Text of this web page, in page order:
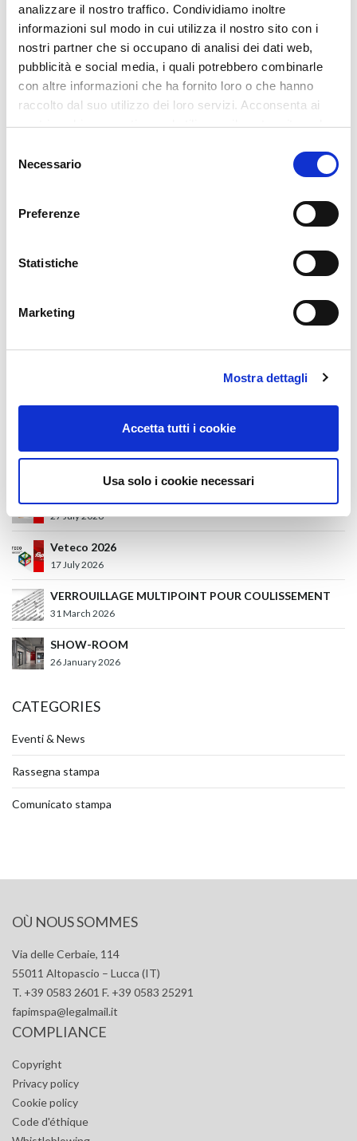
analizzare il nostro traffico. Condividiamo inoltre
informazioni sul modo in cui utilizza il nostro sito con i
nostri partner che si occupano di analisi dei dati web,
pubblicità e social media, i quali potrebbero combinarle
con altre informazioni che ha fornito loro o che hanno
raccolto dal suo utilizzo dei loro servizi. Acconsenta ai
nostri cookie se continua ad utilizzare il nostro sito web.
delNecessario
Preferenze
Statistiche
Marketing
Mostra dettagli
Accetta tutti i cookie
Usa solo i cookie necessari
così rilevanti per tutta la comunità i risultati di una festa che
nasce dalla voglia di stare insieme, di sentirsi gruppo e di
coinvolgere il territorio dei molti volontari Fapim che
annualmente la rendono possibile”.
Next
Glass Build America 2026
27 July 2026
Veteco 2026
17 July 2026
VERROUILLAGE MULTIPOINT POUR COULISSEMENT
31 March 2026
SHOW-ROOM
26 January 2026
CATEGORIES
Eventi & News
Rassegna stampa
Comunicato stampa
OÙ NOUS SOMMES
Via delle Cerbaie, 114
55011 Altopascio – Lucca (IT)
T. +39 0583 2601 F. +39 0583 25291
fapimspa@legalmail.it
COMPLIANCE
Copyright
Privacy policy
Cookie policy
Code d'éthique